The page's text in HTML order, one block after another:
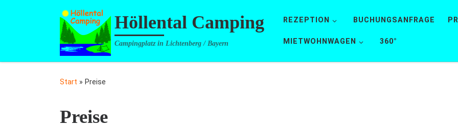
Zum Inhalt springen Höllental Camping
Campingplatz in Lichtenberg / Bayern
REZEPTION BUCHUNGSANFRAGE
MIETWOHNWAGEN 360°
Start » Preise
Preise